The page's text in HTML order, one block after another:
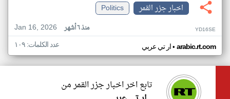
اخبار جزر القمر
Politics
Jan 16, 2026
منذ ٦ أشهر YD16SE
ار تي عربي• arabic.rt.com عدد الكلمات: ١٠٩
تابع اخر اخبار جزر القمر من